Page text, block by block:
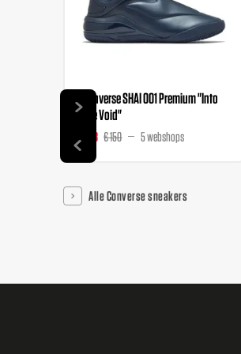
Converse SHAI 001 Premium "Into
The Void"
€ 98 € 150 5 webshops
Alle Converse sneakers